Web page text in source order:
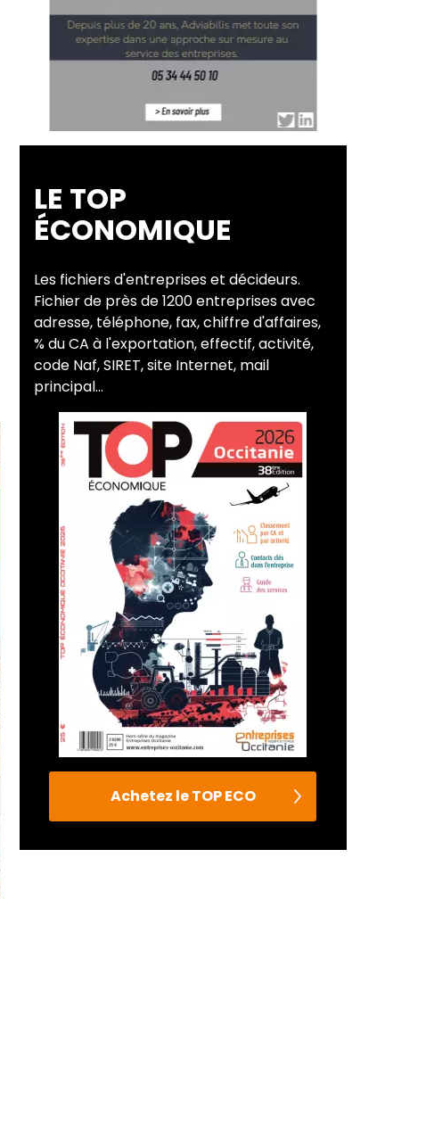
LE TOP
ÉCONOMIQUE
Les fichiers d'entreprises et décideurs.
Fichier de près de 1200 entreprises avec
adresse, téléphone, fax, chiffre d'affaires,
% du CA à l'exportation, effectif, activité,
code Naf, SIRET, site Internet, mail
principal...
Achetez le TOP ECO